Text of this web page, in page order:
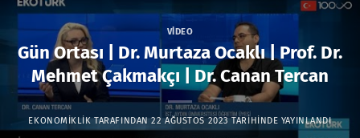
VIDEO
Gün Ortası | Dr. Murtaza Ocaklı | Prof. Dr.
Mehmet Çakmakçı | Dr. Canan Tercan
EKONOMIKLIKTARAFINDAN 22 AĞUSTOS 2023TARIHINDE YAYINLANDI